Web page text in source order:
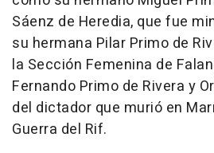
Sáenz de Heredia, que fue
su hermana Pilar Primo de
la Sección Femenina de
Fernando Primo de Rivera y
del dictador que murió en
Guerra del Rif.